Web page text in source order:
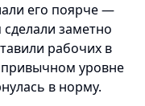
его поярче —
заметно
рабочих в
уровне
в норму.